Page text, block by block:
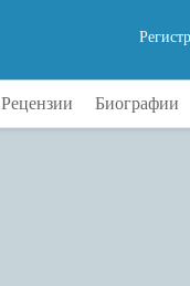
Рецензии Биографии